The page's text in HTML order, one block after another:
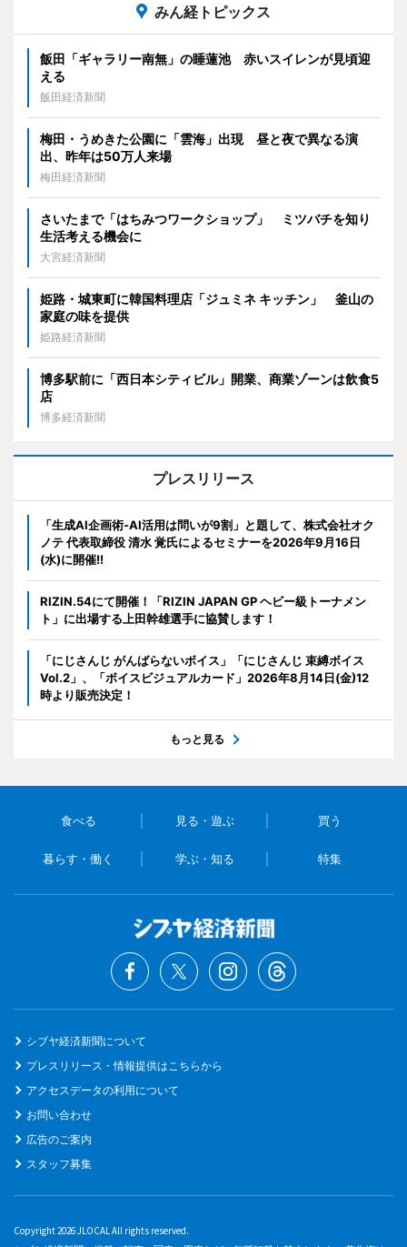
みん経トピックス
飯田「ギャラリー南無」の睡蓮池 赤いスイレンが見頃迎
える
飯田経済新聞
梅田・うめきた公園に「雲海」出現 昼と夜で異なる演
出、昨年は50万人来場
梅田経済新聞
さいたまで「はちみつワークショップ」 ミツバチを知り
生活考える機会に
大宮経済新聞
姫路・城東町に韓国料理店「ジュミネ キッチン」 釜山の
家庭の味を提供
姫路経済新聞
博多駅前に「西日本シティビル」開業、商業ゾーンは飲食5
店
博多経済新聞
プレスリリース
「生成AI企画術-AI活用は問いが9割」と題して、株式会社オク
ノテ 代表取締役 清水 覚氏によるセミナーを2026年9月16日
(水)に開催!!
RIZIN.54にて開催！「RIZIN JAPAN GP ヘビー級トーナメン
ト」に出場する上田幹雄選手に協賛します！
「にじさんじ がんばらないボイス」「にじさんじ 束縛ボイス
Vol.2」、「ボイスビジュアルカード」2026年8月14日(金)12
時より販売決定！
もっと見る
食べる 見る・遊ぶ 買う
暮らす・働く 学ぶ・知る 特集
シブヤ経済新聞について
プレスリリース・情報提供はこちらから
アクセスデータの利用について
お問い合わせ
広告のご案内
スタッフ募集
Copyright 2026 JLOCAL All rights reserved.